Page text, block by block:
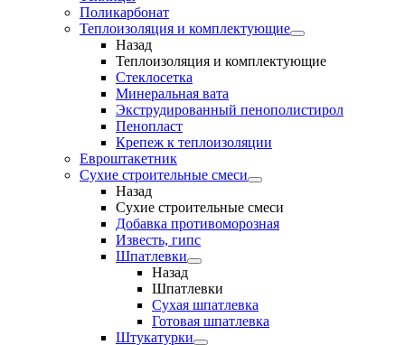
Поликарбонат
Теплоизоляция и комплектующие
Назад
Теплоизоляция и комплектующие
Стеклосетка
Минеральная вата
Экструдированный пенополистирол
Пенопласт
Крепеж к теплоизоляции
Евроштакетник
Сухие строительные смеси
Назад
Сухие строительные смеси
Добавка противоморозная
Известь, гипс
Шпатлевки
Назад
Шпатлевки
Сухая шпатлевка
Готовая шпатлевка
Штукатурки